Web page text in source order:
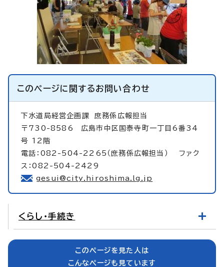
このページに関するお問い合わせ
下水道局経営企画課 庶務係広報担当
〒730-8586 広島市中区国泰寺町一丁目6番34
号 12階
電話：082-504-2265（庶務係広報担当） ファク
ス：082-504-2429
gesui@city.hiroshima.lg.jp
くらし・手続き
このページを見た人は
こんなページも見ています